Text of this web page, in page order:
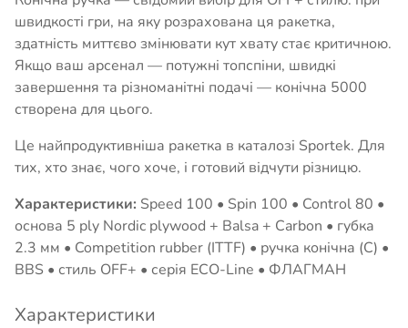
швидкості гри, на яку розрахована ця ракетка,
здатність миттєво змінювати кут хвату стає критичною.
Якщо ваш арсенал — потужні топспіни, швидкі
завершення та різноманітні подачі — конічна 5000
створена для цього.
Це найпродуктивніша ракетка в каталозі Sportek. Для
тих, хто знає, чого хоче, і готовий відчути різницю.
Характеристики: Speed 100 • Spin 100 • Control 80 •
основа 5 ply Nordic plywood + Balsa + Carbon • губка
2.3 мм • Competition rubber (ITTF) • ручка конічна (C) •
BBS • стиль OFF+ • серія ECO-Line • ФЛАГМАН
Характеристики